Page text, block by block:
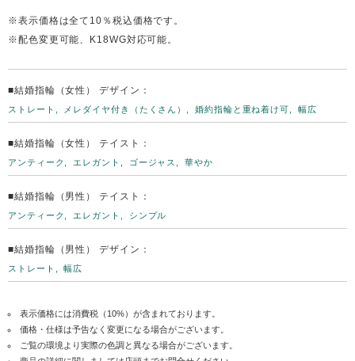
※表示価格は全て10％税込価格です。
※配色変更可能、K18WG対応可能。
■結婚指輪（女性） デザイン：
ストレート メレダイヤ付き（たくさん） 婚約指輪と重ね着け可 幅広
■結婚指輪（女性） テイスト：
アンティーク エレガント ゴージャス 華やか
■結婚指輪（男性） テイスト：
アンティーク エレガント シンプル
■結婚指輪（男性） デザイン：
ストレート 幅広
表示価格には消費税（10%）が含まれております。
価格・仕様は予告なく変更になる場合がございます。
ご覧の環境より実際の色調と異なる場合がございます。